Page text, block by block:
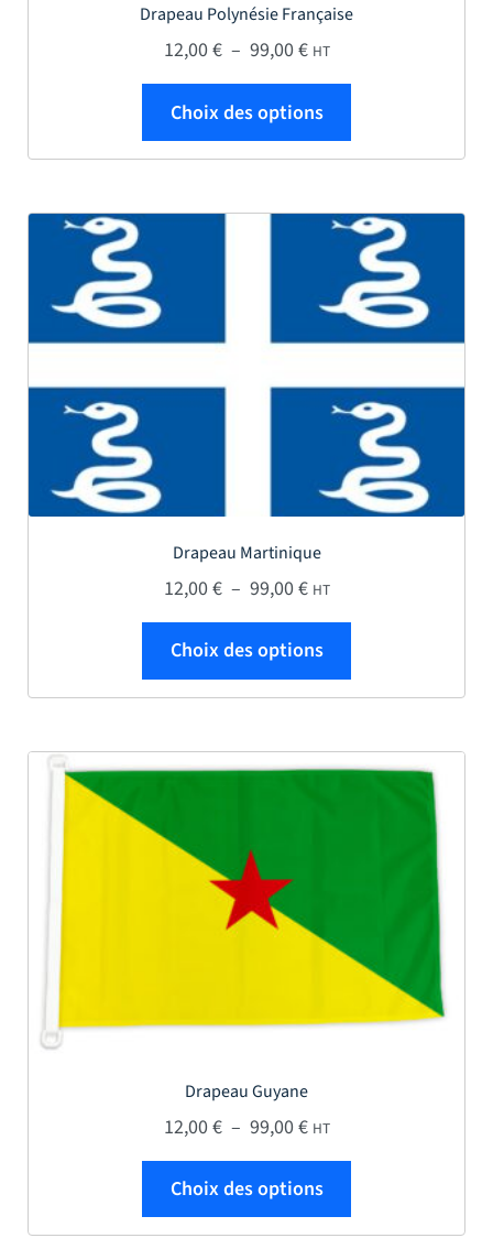
Drapeau Polynésie Française
12,00€ – 99,00€Plage de prix : 12,00 €
HT
Choix des options
Drapeau Martinique
12,00€ – 99,00€Plage de prix : 12,00 €
HT
Choix des options
Drapeau Guyane
12,00€ – 99,00€Plage de prix : 12,00 €
HT
Choix des options